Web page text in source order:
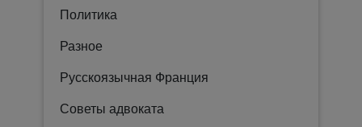
Политика
Разное
Русскоязычная Франция
Советы адвоката